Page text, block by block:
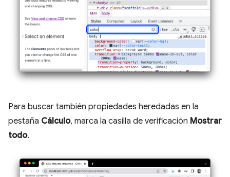
Para buscar también propiedades heredadas en la
pestaña Cálculo, marca la casilla de verificación Mostrar
todo.